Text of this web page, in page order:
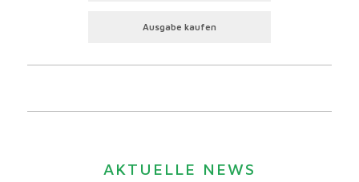
Ausgabe kaufen
AKTUELLE NEWS